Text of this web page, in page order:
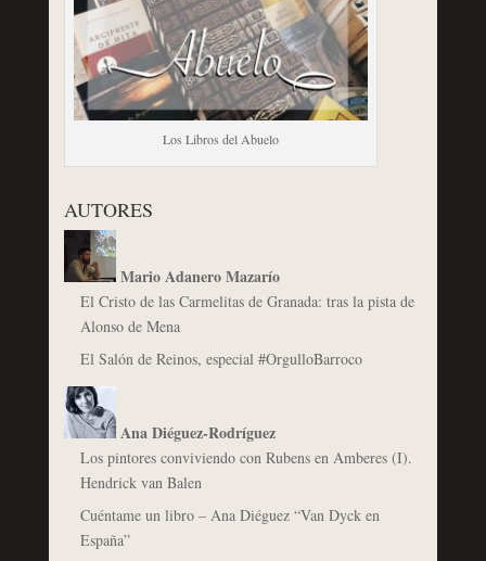
Los Libros del Abuelo
AUTORES
Mario Adanero Mazarío
El Cristo de las Carmelitas de Granada: tras la pista de
Alonso de Mena
El Salón de Reinos, especial #OrgulloBarroco
Ana Diéguez-Rodríguez
Los pintores conviviendo con Rubens en Amberes (I).
Hendrick van Balen
Cuéntame un libro – Ana Diéguez “Van Dyck en
España”